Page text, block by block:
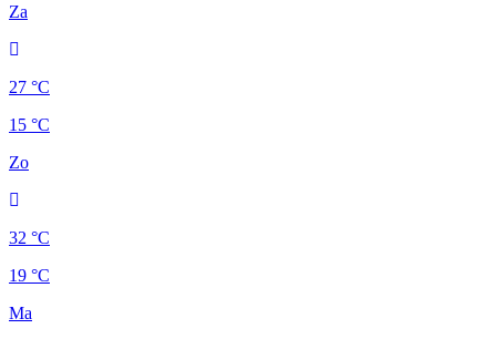
Za
27 °C
15 °C
Zo
32 °C
19 °C
Ma